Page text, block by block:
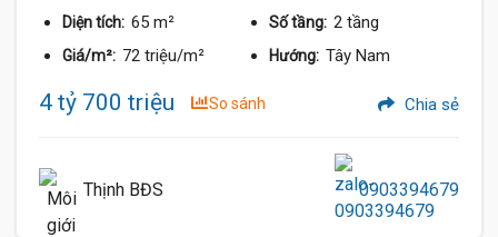
Diện tích: 65 m² Số tầng: 2 tầng
Giá/m²: 72 triệu/m² Hướng: Tây Nam
4 tỷ 700 triệu So sánh Chia sẻ
Thịnh BĐS 0903394679